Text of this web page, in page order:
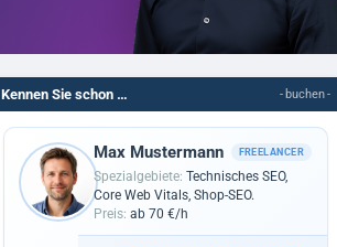
Kennen Sie schon … - buchen -
FREELANCER
Max Mustermann
Spezialgebiete: Technisches SEO,
Core Web Vitals, Shop-SEO.
Preis: ab 70 €/h